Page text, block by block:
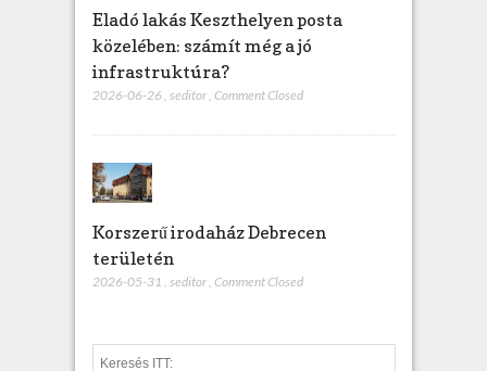
Eladó lakás Keszthelyen posta
közelében: számít még a jó
infrastruktúra?
2026-06-26 , seditor, Comment Closed
Korszerű irodaház Debrecen
területén
2026-05-31 seditor Comment Closed